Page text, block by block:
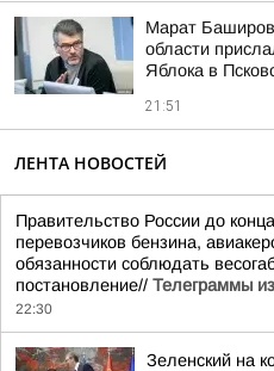
Марат
области
Яблока в
21:51
ЛЕНТА НОВОСТЕЙ
Правительство России до
перевозчиков бензина,
обязанности соблюдать
постановление// Телеграммы
22:30
Зеленский на